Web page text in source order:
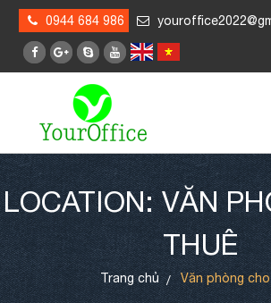
0944 684 986
LOCATION: VĂN
THUÊ
Trang chủ Văn phòng